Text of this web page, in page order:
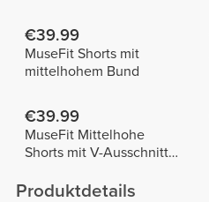
€39.99
MuseFit Shorts mit
mittelhohem Bund
€39.99
MuseFit Mittelhohe
Shorts mit V-Ausschnitt
Produktdetails